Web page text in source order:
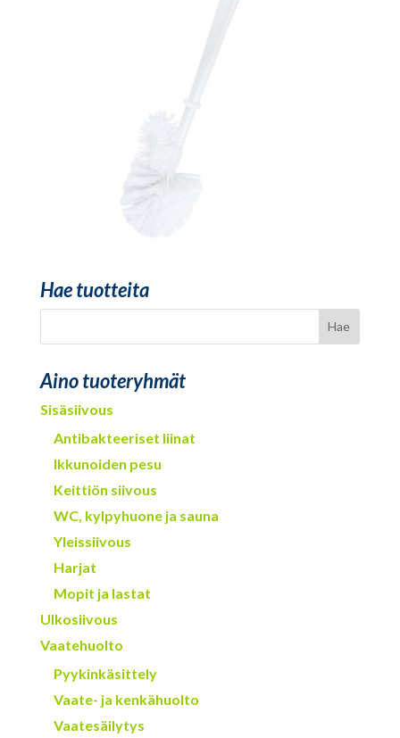
Hae tuotteita
Aino tuoteryhmät
Sisäsiivous
Antibakteeriset liinat
Ikkunoiden pesu
Keittiön siivous
WC, kylpyhuone ja sauna
Yleissiivous
Harjat
Mopit ja lastat
Ulkosiivous
Vaatehuolto
Pyykinkäsittely
Vaate- ja kenkähuolto
Vaatesäilytys